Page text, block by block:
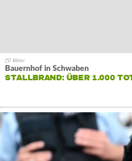
Bauernhof in Schwaben
STALLBRAND: ÜBER 1.000